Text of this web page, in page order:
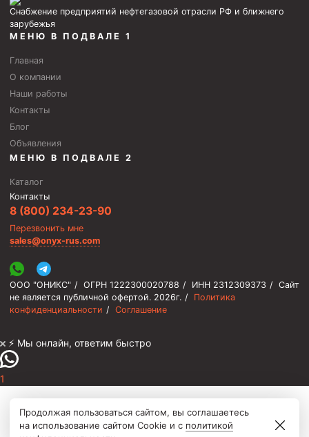
Буровые насосы
Противовыбросовое оборудование
Системы верхнего привода (СВП)
Элеваторы трубные
Буровые установки
Циркуляционные системы и оборудование для
приготовления и очистки бурового раствора
Технологическая оснастка обсадных колонн
Патрубки цементировочные ПЦ
Краны шаровые КШЗ
Головки цементировочные универсальные
скважин УЭЦС
Турбулизаторы типа ЦТ
Разъединители резьбовые РР
Переводники
Клапаны обратные
Краны шаровые и пробковые
Муфты ступенчатого цементирования
Снабжение предприятий нефтегазовой отрасли РФ и ближнего
зарубежья
МЕНЮ В ПОДВАЛЕ 1
Главная
О компании
Наши работы
Контакты
Блог
Объявления
МЕНЮ В ПОДВАЛЕ 2
Каталог
Контакты
8 (800) 234-23-90
Перезвонить мне
sales@onyx-rus.com
ООО "ОНИКС" / ОГРН 1222300020788 / ИНН 2312309373 / Сайт
не является публичной офертой. 2026г. /
Политика
конфиденциальности / Соглашение
⚡️ Мы онлайн, ответим быстро
1
Продолжая пользоваться сайтом, вы соглашаетесь
на использование сайтом Cookie и с политикой